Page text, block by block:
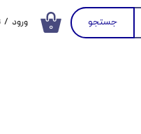
۰ جستجو ورود /